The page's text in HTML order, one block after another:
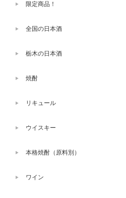
限定商品！
全国の日本酒
栃木の日本酒
焼酎
リキュール
ウイスキー
本格焼酎（原料別）
ワイン